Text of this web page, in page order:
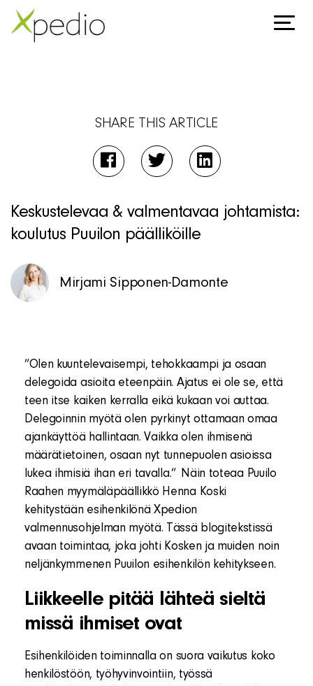
SHARE THIS ARTICLE
Keskustelevaa & valmentavaa johtamista:
koulutus Puuilon päälliköille
Mirjami Sipponen-Damonte
”Olen kuuntelevaisempi, tehokkaampi ja osaan
delegoida asioita eteenpäin. Ajatus ei ole se, että
teen itse kaiken kerralla eikä kukaan voi auttaa.
Delegoinnin myötä olen pyrkinyt ottamaan omaa
ajankäyttöä hallintaan. Vaikka olen ihmisenä
määrätietoinen, osaan nyt tunnepuolen asioissa
lukea ihmisiä ihan eri tavalla.” Näin toteaa Puuilo
Raahen myymäläpäällikkö Henna Koski
kehitystään esihenkilönä Xpedion
valmennusohjelman myötä. Tässä blogitekstissä
avaan toimintaa, joka johti Kosken ja muiden noin
neljänkymmenen Puuilon esihenkilön kehitykseen.
Liikkeelle pitää lähteä sieltä
missä ihmiset ovat
Esihenkilöiden toiminnalla on suora vaikutus koko
henkilöstöön, työhyvinvointiin, työssä